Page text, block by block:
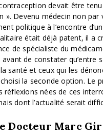
devait être
». Devenu médecin non par
politique à l’encontre
était déjà patent, il a
de spécialiste du
de constater qu’entre
santé et ceux qui les
la seconde option. Le
réflexions nées de ces
dont l’actualité serait
Docteur Marc